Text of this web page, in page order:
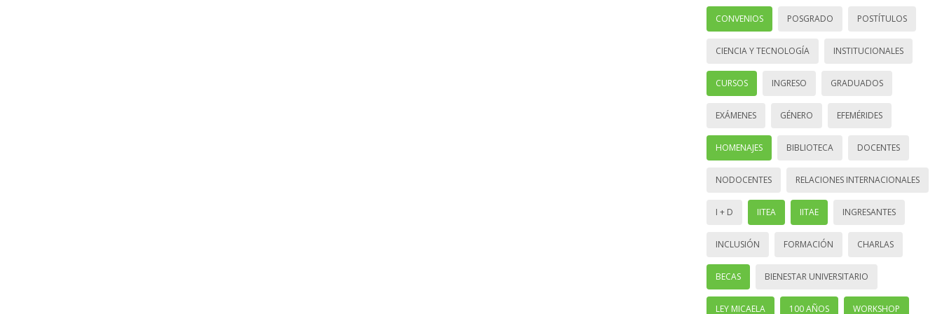
CONVENIOS POSGRADO POSTÍTULOS
CIENCIA Y TECNOLOGÍA INSTITUCIONALES
CURSOS INGRESO GRADUADOS
EXÁMENES GÉNERO EFEMÉRIDES
HOMENAJES BIBLIOTECA DOCENTES
NODOCENTES RELACIONES INTERNACIONALES
I + D IITEA IITAE INGRESANTES
INCLUSIÓN FORMACIÓN CHARLAS
BECAS BIENESTAR UNIVERSITARIO
LEY MICAELA 100 AÑOS WORKSHOP